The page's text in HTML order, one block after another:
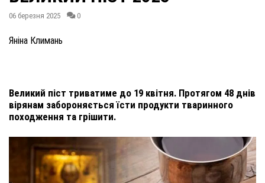
06 березня 2025 0
Яніна Климань
Великий піст триватиме до 19 квітня. Протягом 48 днів
вірянам забороняється їсти продукти тваринного
походження та грішити.